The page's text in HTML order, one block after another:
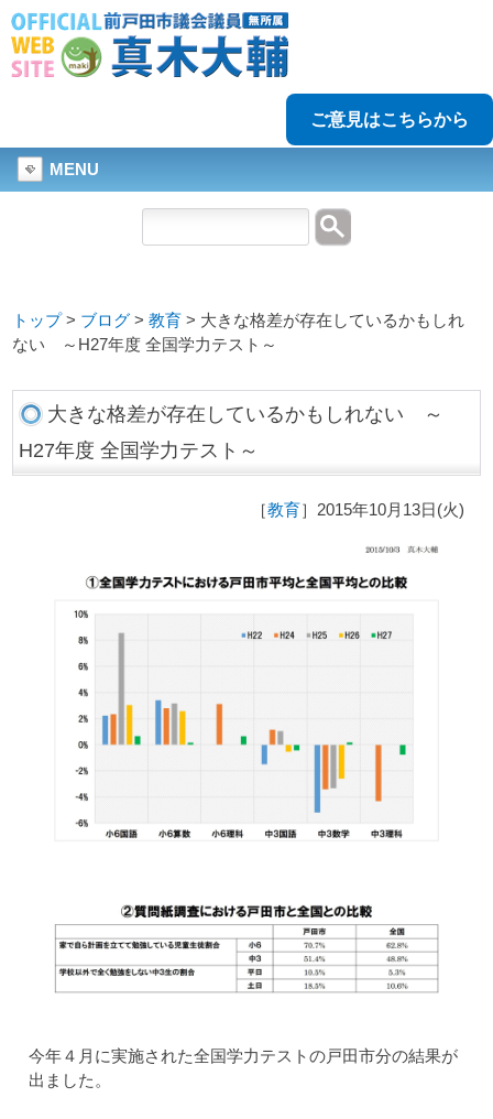
ご意見はこちらから
MENU
トップ> ブログ >教育 > 大きな格差が存在しているかもしれ
ない ～H27年度 全国学力テスト～
大きな格差が存在しているかもしれない ～
H27年度 全国学力テスト～
［教育］2015年10月13日(火)
今年４月に実施された全国学力テストの戸田市分の結果が
出ました。